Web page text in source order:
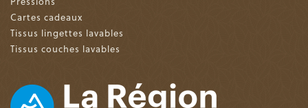
Cartes cadeaux
Tissus lingettes lavables
Tissus couches lavables